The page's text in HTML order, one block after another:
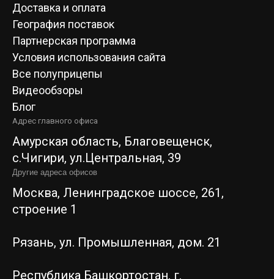
Доставка и оплата
География поставок
Партнерская программа
Условия использования сайта
Все полуприцепы
Видеообзоры
Блог
Адрес главного офиса
Амурская область, Благовещенск,
c.Чигири, ул.Центральная, 39
Другие адреса офисов
Москва, Ленинградское шоссе, 261,
строение 1
Рязань, ул. Промышленная, дом. 21
Республика Башкортостан, г.